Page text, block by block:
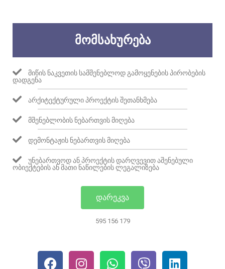
ᲛᲝᲛᲡᲐᲮᲣᲠᲔᲑᲐ
ᲛᲘᲬᲘᲡ ᲜᲐᲙᲕᲔᲗᲘᲡ ᲡᲐᲛᲨᲔᲜᲔᲑᲚᲝᲓ ᲒᲐᲛᲝᲧᲔᲜᲔᲑᲘᲡ ᲞᲘᲠᲝᲑᲔᲑᲘᲡ
ᲓᲐᲓᲒᲔᲜᲐ
ᲐᲠᲥᲘᲢᲔᲥᲢᲣᲠᲣᲚᲘ ᲞᲠᲝᲔᲥᲢᲘᲡ ᲨᲔᲗᲐᲜᲮᲛᲔᲑᲐ
ᲛᲨᲔᲜᲔᲑᲚᲝᲑᲘᲡ ᲜᲔᲑᲐᲠᲗᲕᲘᲡ ᲛᲘᲦᲔᲑᲐ
ᲓᲔᲛᲝᲜᲢᲐᲟᲘᲡ ᲜᲔᲑᲐᲠᲗᲕᲘᲡ ᲛᲘᲦᲔᲑᲐ
ᲣᲜᲔᲑᲐᲠᲗᲕᲝᲓ ᲐᲜ ᲞᲠᲝᲔᲥᲢᲘᲡ ᲓᲐᲠᲦᲕᲔᲕᲘᲗ ᲐᲨᲔᲜᲔᲑᲣᲚᲘ
ᲝᲑᲘᲔᲥᲢᲔᲑᲘᲡ ᲐᲜ ᲛᲐᲗᲘ ᲜᲐᲬᲘᲚᲔᲑᲘᲡ ᲚᲔᲒᲐᲚᲘᲖᲔᲑᲐ
ᲓᲐᲠᲔᲙᲕᲐ
595 156 179